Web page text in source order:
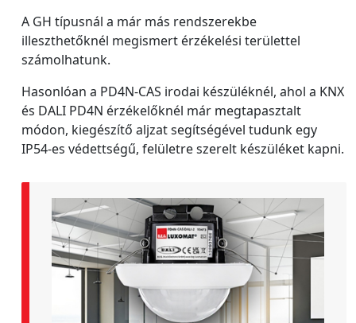
A GH típusnál a már más rendszerekbe
illeszthetőknél megismert érzékelési területtel
számolhatunk.
Hasonlóan a PD4N-CAS irodai készüléknél, ahol a KNX
és DALI PD4N érzékelőknél már megtapasztalt
módon, kiegészítő aljzat segítségével tudunk egy
IP54-es védettségű, felületre szerelt készüléket kapni.